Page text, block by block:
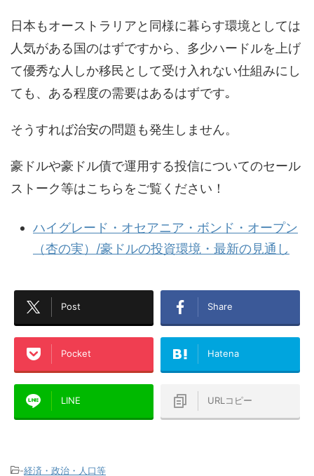
日本もオーストラリアと同様に暮らす環境としては
人気がある国のはずですから、多少ハードルを上げ
て優秀な人しか移民として受け入れない仕組みにし
ても、ある程度の需要はあるはずです｡
そうすれば治安の問題も発生しません。
豪ドルや豪ドル債で運用する投信についてのセール
ストーク等はこちらをご覧ください！
ハイグレード・オセアニア・ボンド・オープン
（杏の実）/豪ドルの投資環境・最新の見通し
Post Share
Pocket Hatena
LINE URLコピー
-経済・政治・人口等